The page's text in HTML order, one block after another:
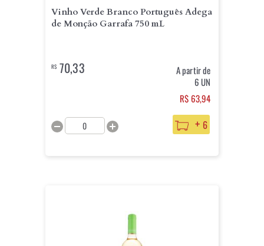
Vinho Verde Branco Português Adega
de Monção Garrafa 750 mL
R$70,33
A partir de
6 UN
R$ 63,94
+ 6